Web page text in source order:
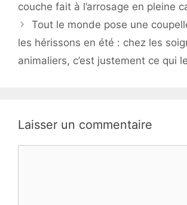
couche fait à l’arrosage en pleine
Tout le monde pose une
les hérissons en été : chez les
animaliers, c’est justement ce qui
Laisser un commentaire